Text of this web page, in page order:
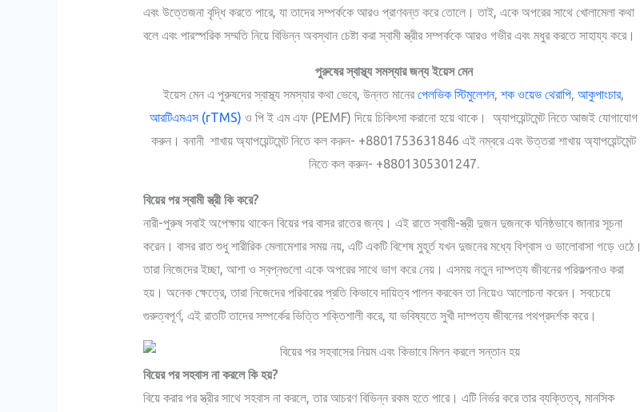
এবং উত্তেজনা বৃদ্ধি করতে পারে, যা তাদের সম্পর্ককে আরও প্রাণবন্ত করে তোলে। তাই, একে অপরের সাথে খোলামেলা কথা
বলে এবং পারস্পরিক সম্মতি নিয়ে বিভিন্ন অবস্থান চেষ্টা করা স্বামী স্ত্রীর সম্পর্ককে আরও গভীর এবং মধুর করতে সাহায্য করে।
পুরুষের স্বাস্থ্য সমস্যার জন্য ইয়েস মেন
ইয়েস মেন এ পুরুষদের স্বাস্থ্য সমস্যার কথা ভেবে, উন্নত মানেরপেলভিক স্টিমুলেশন, শক ওয়েভ থেরাপি, আকুপাংচার,
আরটিএমএস (rTMS) ও পি ই এম এফ (PEMF) দিয়ে চিকিৎসা করানো হয়ে থাকে। অ্যাপয়েন্টমেন্ট নিতে আজই যোগাযোগ
করুন। বনানী শাখায় অ্যাপয়েন্টমেন্ট নিতে কল করুন- +8801753631846 এই নম্বরে এবং উত্তরা শাখায় অ্যাপয়েন্টমেন্ট
নিতে কল করুন- +8801305301247.
বিয়ের পর স্বামী স্ত্রী কি করে?
নারী-পুরুষ সবাই অপেক্ষায় থাকেন বিয়ের পর বাসর রাতের জন্য। এই রাতে স্বামী-স্ত্রী দুজন দুজনকে ঘনিষ্ঠভাবে জানার সূচনা
করেন। বাসর রাত শুধু শারীরিক মেলামেশার সময় নয়, এটি একটি বিশেষ মুহূর্ত যখন দুজনের মধ্যে বিশ্বাস ও ভালোবাসা গড়ে ওঠে।
তারা নিজেদের ইচ্ছা, আশা ও স্বপ্নগুলো একে অপরের সাথে ভাগ করে নেয়। এসময় নতুন দাম্পত্য জীবনের পরিকল্পনাও করা
হয়। অনেক ক্ষেত্রে, তারা নিজেদের পরিবারের প্রতি কিভাবে দায়িত্ব পালন করবেন তা নিয়েও আলোচনা করেন। সবচেয়ে
গুরুত্বপূর্ণ, এই রাতটি তাদের সম্পর্কের ভিত্তি শক্তিশালী করে, যা ভবিষ্যতে সুখী দাম্পত্য জীবনের পথপ্রদর্শক করে।
বিয়ের পর সহবাস না করলে কি হয়?
বিয়ে করার পর স্ত্রীর সাথে সহবাস না করলে, তার আচরণ বিভিন্ন রকম হতে পারে। এটি নির্ভর করে তার ব্যক্তিত্ব, মানসিক